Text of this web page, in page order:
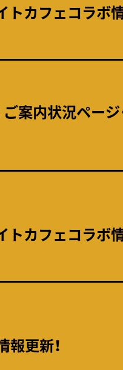
カフェコラボ
案内状況ペー
カフェコラボ
更新！